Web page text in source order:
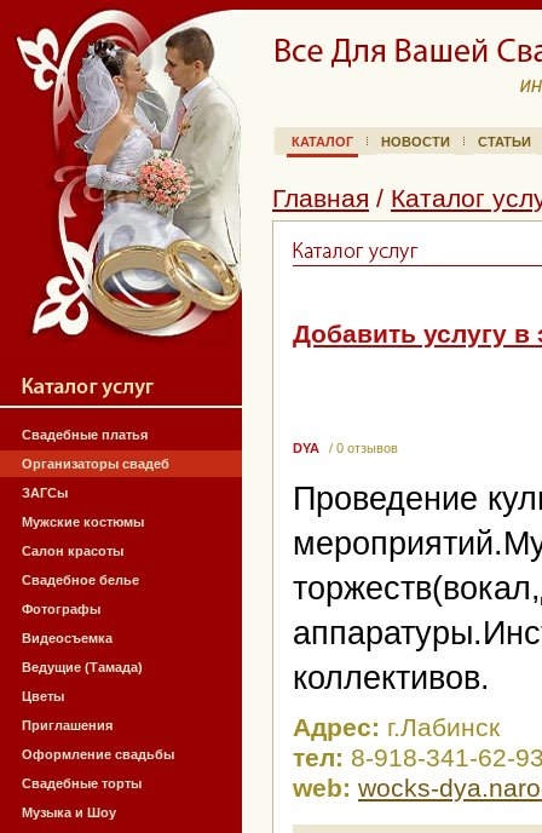
Свадебные платья
Организаторы свадеб
ЗАГСы
Мужские костюмы
Салон красоты
Свадебное белье
Фотографы
Видеосъемка
Ведущие (Тамада)
Цветы
Приглашения
Оформление свадьбы
Свадебные торты
Музыка и Шоу
КАТАЛОГ НОВОСТИ СТАТЬИ
Главная / Каталог
Добавить услугу в
DYA / 0 отзывов
Проведение
коллективов.
Адрес: г.Лабинск
тел: 8-918-341-62-
web: wocks-